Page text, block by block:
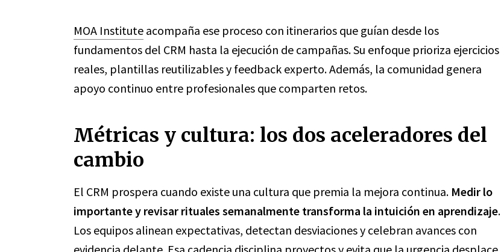
MOA Institute acompaña ese proceso con itinerarios que guían desde los
fundamentos del CRM hasta la ejecución de campañas. Su enfoque prioriza ejercicios
reales, plantillas reutilizables y feedback experto. Además, la comunidad genera
apoyo continuo entre profesionales que comparten retos.
Métricas y cultura: los dos aceleradores del
cambio
El CRM prospera cuando existe una cultura que premia la mejora continua. Medir lo
importante y revisar rituales semanalmente transforma la intuición en aprendizaje.
Los equipos alinean expectativas, detectan desviaciones y celebran avances con